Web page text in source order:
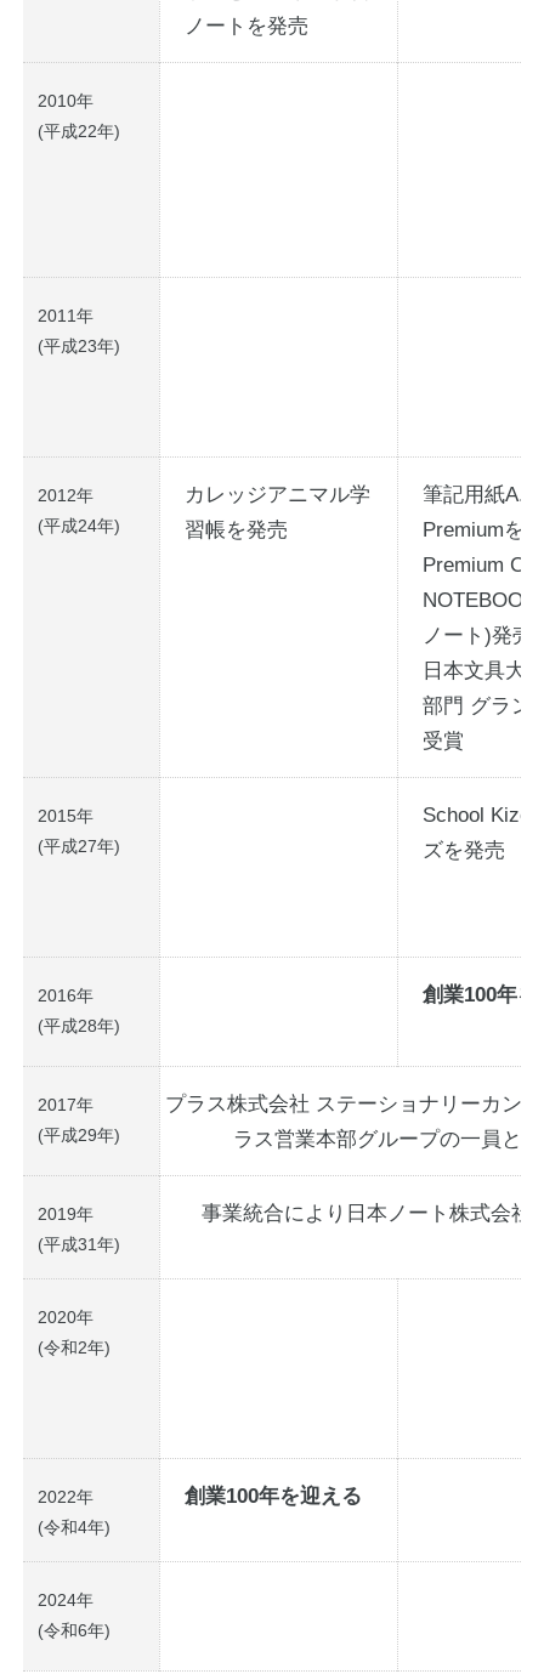
ノートを発売
2010年
(平成22年)
2011年
(平成23年)
2012年
(平成24年)
カレッジアニマル学
習帳を発売
筆記用紙
Premiumを
Premium
ノート)発売
日本文具大
部門 グラン
受賞
2015年
(平成27年)
School
ズを発売
2016年
(平成28年)
創業100年を
2017年
(平成29年)
プラス株式会社 ステーショナリーカン
ラス営業本部グループの一員と
2019年
(平成31年)
事業統合により日本ノート株式会社
2020年
(令和2年)
2022年
(令和4年)
創業100年を迎える
2024年
(令和6年)